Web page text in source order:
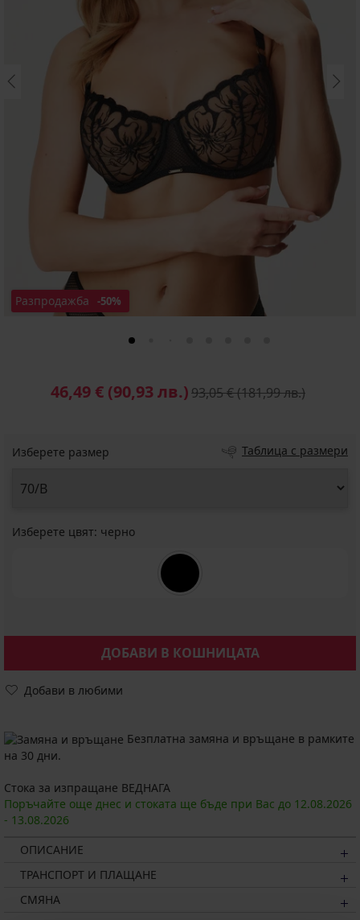
Разпродажба -50%
46,49 € (90,93 лв.)93,05 €(181,99 лв.)
Изберете размер Таблица с размери
Изберете цвят: черно
ДОБАВИ В КОШНИЦАТА
Добави в любими
Безплатна замяна и връщане в рамките
на 30 дни.
Стока за изпращане ВЕДНАГА
Поръчайте още днес и стоката ще бъде при Вас до 12.08.2026
- 13.08.2026
ОПИСАНИЕ
ТРАНСПОРТ И ПЛАЩАНЕ
СМЯНА